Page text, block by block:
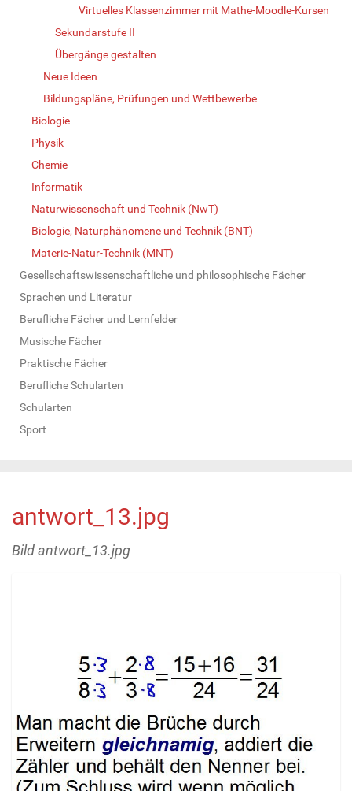
Virtuelles Klassenzimmer mit Mathe-Moodle-Kursen
Sekundarstufe II
Übergänge gestalten
Neue Ideen
Bildungspläne, Prüfungen und Wettbewerbe
Biologie
Physik
Chemie
Informatik
Naturwissenschaft und Technik (NwT)
Biologie, Naturphänomene und Technik (BNT)
Materie-Natur-Technik (MNT)
Gesellschaftswissenschaftliche und philosophische Fächer
Sprachen und Literatur
Berufliche Fächer und Lernfelder
Musische Fächer
Praktische Fächer
Berufliche Schularten
Schularten
Sport
antwort_13.jpg
Bild antwort_13.jpg